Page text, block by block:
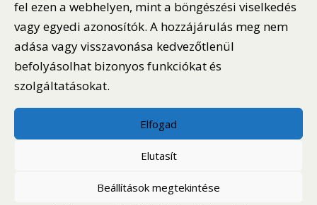
fel ezen a webhelyen, mint a böngészési viselkedés
vagy egyedi azonosítók. A hozzájárulás meg nem
adása vagy visszavonása kedvezőtlenül
befolyásolhat bizonyos funkciókat és
szolgáltatásokat.
Elfogad
Elutasít
Beállítások megtekintése
kedvezményes ajánlatainkról ! Íratkozzon fel
hírlevélre!
Hírlevél felíratkozás